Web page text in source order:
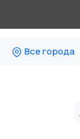
Все города